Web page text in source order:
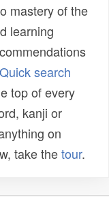
mastery of the
learning
Quick search
top of every
kanji or
on
take thetour.